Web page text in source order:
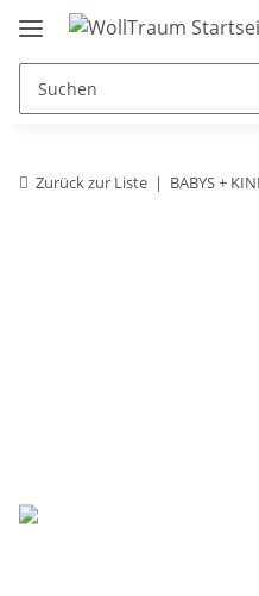
Zurück zur Liste BABYS +